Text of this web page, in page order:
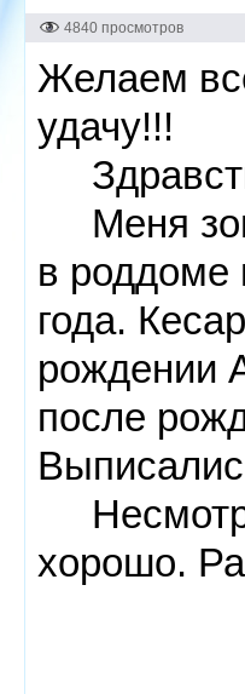
4840 просмотров
Желаем
удачу!!!
Меня
в роддоме
года.
рождении
после
хорошо.